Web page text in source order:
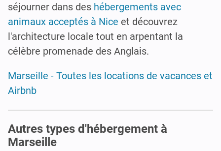
séjourner dans des hébergements avec
animaux acceptés à Nice et découvrez
l'architecture locale tout en arpentant la
célèbre promenade des Anglais.
Marseille - Toutes les locations de vacances et
Airbnb
Autres types d'hébergement à
Marseille